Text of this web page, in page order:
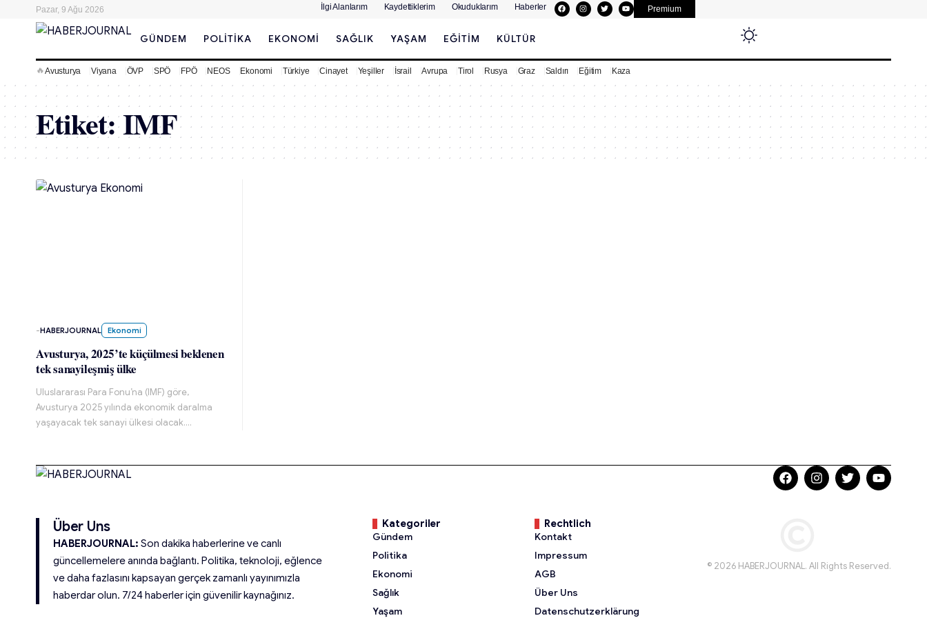
Pazar, 9 Ağu 2026 İlgi Alanlarım Kaydettiklerim Okuduklarım Haberler Premium
GÜNDEM POLITIKA EKONOMI SAĞLIK YAŞAM EĞITIM KÜLTÜR
🔥Avusturya Viyana ÖVP SPÖ FPÖ NEOS Ekonomi Türkiye Cinayet Yeşiller İsrail Avrupa Tirol Rusya Graz Saldırı Eğitim Kaza
Etiket:IMF
-HABERJOURNAL Ekonomi
Avusturya, 2025’te küçülmesi beklenen
tek sanayileşmiş ülke
Uluslararası Para Fonu’na (IMF) göre,
Avusturya 2025 yılında ekonomik daralma
yaşayacak tek sanayi ülkesi olacak.…
Über Uns
HABERJOURNAL: Son dakika haberlerine ve canlı
güncellemelere anında bağlantı. Politika, teknoloji, eğlence
ve daha fazlasını kapsayan gerçek zamanlı yayınımızla
haberdar olun. 7/24 haberler için güvenilir kaynağınız.
Kategoriler
Gündem
Politika
Ekonomi
Sağlık
Yaşam
Rechtlich
Kontakt
Impressum
AGB
Über Uns
Datenschutzerklärung
© 2026 HABERJOURNAL. All Rights Reserved.